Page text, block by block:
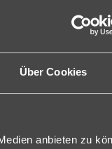
Über Cookies
anbieten zu
Lanzarote gibt es
sorgen dafür,